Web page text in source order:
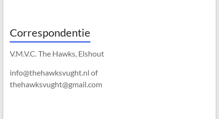
Correspondentie
V.M.V.C. The Hawks, Elshout
info@thehawksvught.nl of
thehawksvught@gmail.com